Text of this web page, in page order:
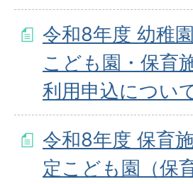
令和8年度 幼稚
こども園・保育
利用申込につい
令和8年度 保育
定こども園（保